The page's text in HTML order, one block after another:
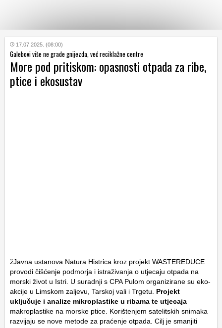
KATEGORIJE
HRVATSKI
WEB
17.07.2025. (08:00)
Galebovi više ne grade gnijezda, već reciklažne centre
More pod pritiskom: opasnosti otpada za ribe,
ptice i ekosustav
žJavna ustanova Natura Histrica kroz projekt WASTEREDUCE
provodi čišćenje podmorja i istraživanja o utjecaju otpada na
morski život u Istri. U suradnji s CPA Pulom organizirane su eko-
akcije u Limskom zaljevu, Tarskoj vali i Trgetu. Projekt
uključuje i analize mikroplastike u ribama te utjecaja
makroplastike na morske ptice. Korištenjem satelitskih snimaka
razvijaju se nove metode za praćenje otpada. Cilj je smanjiti